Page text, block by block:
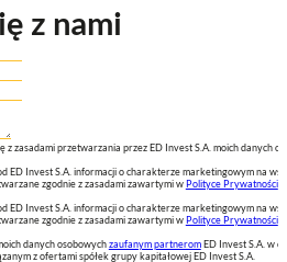
z nami
z zasadami przetwarzania przez ED Invest S.A. moich danych
ED Invest S.A. informacji o charakterze marketingowym na
zgodnie z zasadami zawartymi wPolityce Prywatności
ED Invest S.A. informacji o charakterze marketingowym na
zgodnie z zasadami zawartymi wPolityce Prywatności
danych osobowychzaufanym partneromED Invest S.A. w
z ofertami spółek grupy kapitałowej ED Invest S.A.